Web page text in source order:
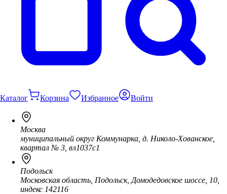
Каталог Корзина Избранное Войти
Москва
муниципальный округ Коммунарка, д. Николо-Хованское,
квартал № 3, вл1037с1
Подольск
Московская область, Подольск, Домодедовское шоссе, 10,
индекс 142116